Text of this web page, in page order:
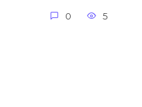
0 5